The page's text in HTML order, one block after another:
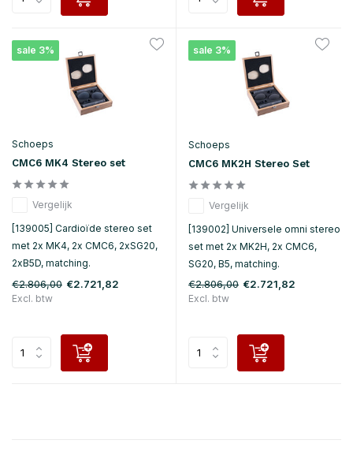
sale 3%
Schoeps
CMC6 MK4 Stereo set
Vergelijk
[139005] Cardioïde stereo set
met 2x MK4, 2x CMC6, 2xSG20,
2xB5D, matching.
€2.806,00 €2.721,82
Excl. btw
sale 3%
Schoeps
CMC6 MK2H Stereo Set
Vergelijk
[139002] Universele omni stereo
set met 2x MK2H, 2x CMC6,
SG20, B5, matching.
€2.806,00 €2.721,82
Excl. btw